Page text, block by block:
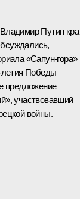
Путин
«Сапун-гора»
летия Победы
предложение
участвовавший
войны.